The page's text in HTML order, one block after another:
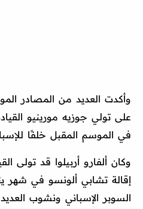
وأكدت العديد من المصادر
على تولي جوزيه مورينيو
في الموسم المقبل خلفًا
وكان ألفارو أربيلوا قد تولى
إقالة تشابي ألونسو في شهر
السوبر الإسباني ونشوب